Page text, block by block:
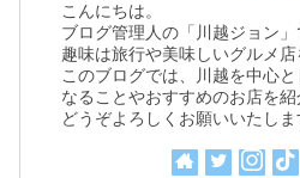
こんにちは。
ブログ管理人の「川越ジョン」
趣味は旅行や美味しいグルメ店
このブログでは、川越を中心
なることやおすすめのお店を紹
どうぞよろしくお願いいたしま